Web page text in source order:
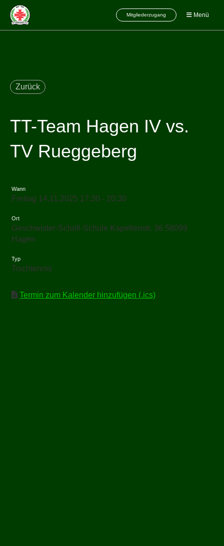
Mitgliederzugang Menü
Zurück
TT-Team Hagen IV vs.
TV Rueggeberg
Wann
Freitag 14.11.2025 17:30 - 20:30
Ort
Geschwister-Scholl-Schule Kapellenstr. 36 58099
Hagen
Typ
Tischtennis
Termin zum Kalender hinzufügen (.ics)